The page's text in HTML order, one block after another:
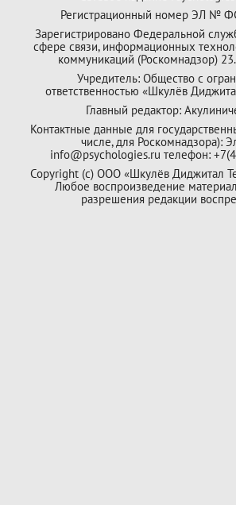
Регистрационный номер ЭЛ №
Зарегистрировано Федеральной
сфере связи, информационных
коммуникаций (Роскомнадзор)
Учредитель: Общество с
ответственностью «Шкулёв
Главный редактор:
Контактные данные для
числе, для Роскомнадзора):
info@psychologies.ru телефон:
Copyright (с) ООО «Шкулёв Диджитал
Любое воспроизведение
разрешения редакции